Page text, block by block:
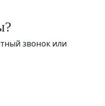
звонок или